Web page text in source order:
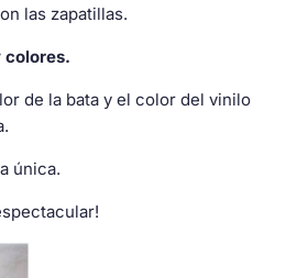
las zapatillas.
colores.
de la bata y el color del vinilo
única.